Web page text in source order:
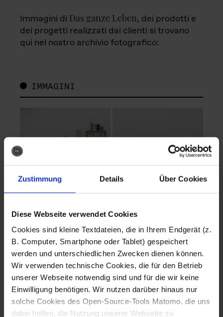
Zustimmung Details Über Cookies
Diese Webseite verwendet Cookies
Cookies sind kleine Textdateien, die in Ihrem Endgerät (z.
B. Computer, Smartphone oder Tablet) gespeichert
werden und unterschiedlichen Zwecken dienen können.
Wir verwenden technische Cookies, die für den Betrieb
unserer Webseite notwendig sind und für die wir keine
Einwilligung benötigen. Wir nutzen darüber hinaus nur
solche Cookies des Open-Source-Tools Matomo, die uns
dabei helfen, die Nutzung unserer Webseite zu
Immagini di Das ganze Leben, dei prodotti e
dei progetti realizzati dai clienti si trovano
qui nel nostro archivio fotografico:
IMMAGINI
Fotografo: Lorenz
Sternbach
Download
Fotografo: Lorenz
Sternbach
Download